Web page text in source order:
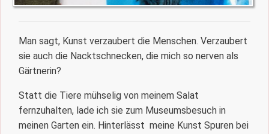
Man sagt, Kunst verzaubert die Menschen. Verzaubert
sie auch die Nacktschnecken, die mich so nerven als
Gärtnerin?
Statt die Tiere mühselig von meinem Salat
fernzuhalten, lade ich sie zum Museumsbesuch in
meinen Garten ein. Hinterlässt meine Kunst Spuren bei